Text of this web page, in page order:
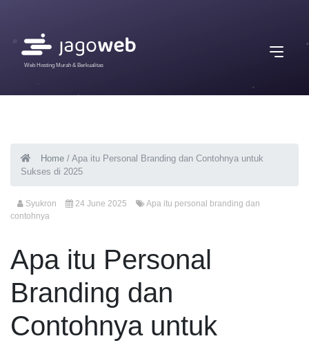
Web Hosting Murah & Berkualitas
Home / Apa itu Personal Branding dan Contohnya untuk
Sukses di 2025
Syukron 24 June 2025
Apa itu personal branding dan
contohnya
Apa itu Personal
Branding dan
Contohnya untuk